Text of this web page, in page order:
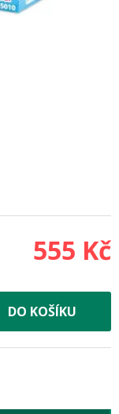
555 Kč